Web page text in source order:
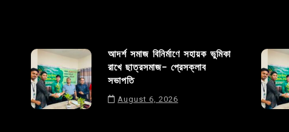
আদর্শ সমাজ বিনির্মাণে সহায়ক ভুমিকা
রাখে ছাত্রসমাজ- প্রেসক্লাব
সভাপতি
August 6, 2026